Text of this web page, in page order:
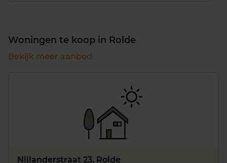
Woningen te koop in Rolde
Bekijk meer aanbod
Nijlanderstraat 23, Rolde